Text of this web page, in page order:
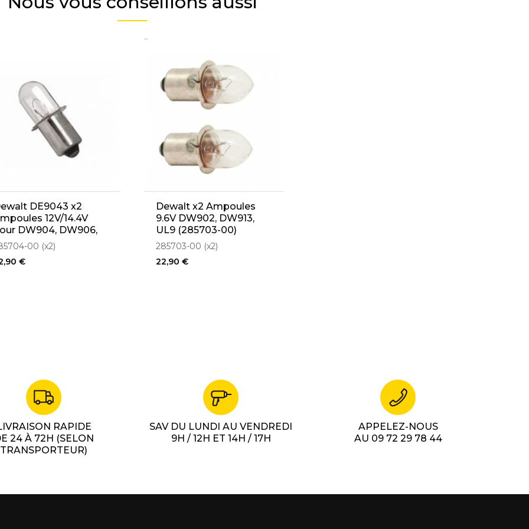
DE9043 x2
12V/14.4V
DW904, DW906,
DW918
00 (x2)
€
..
Dewalt x2 Ampoules
9.6V DW902, DW913,
UL9 (285703-00)
285703-00 (x2)
22,90 €
RAPIDE
24 À 72H (SELON
TRANSPORTEUR)
SAV DU LUNDI AU VENDREDI
9H / 12H ET 14H / 17H
APPELEZ-NOUS
AU 09 72 29 78 44